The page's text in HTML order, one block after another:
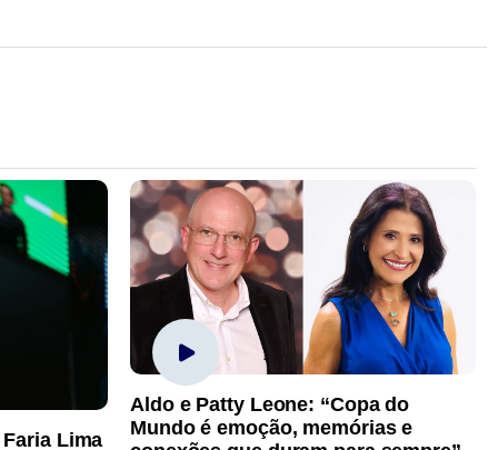
Lima
Aldo e Patty Leone: “Copa do
Mundo é emoção, memórias e